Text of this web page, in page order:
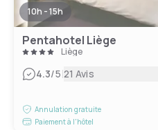
10h - 15h
Pentahotel Liège
Liège
4.3/5|21 Avis
Annulation gratuite
Paiement à l'hôtel